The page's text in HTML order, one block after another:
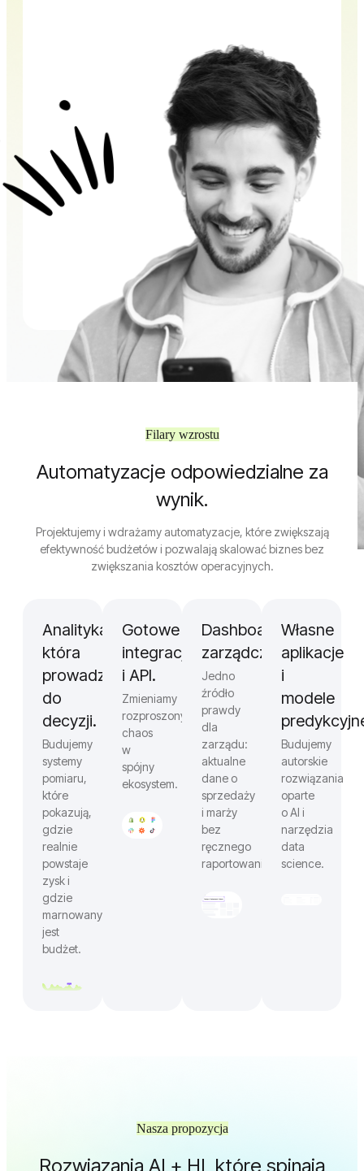
Filary wzrostu
Automatyzacje odpowiedzialne za
wynik.
Projektujemy i wdrażamy automatyzacje, które zwiększają
efektywność budżetów i pozwalają skalować biznes bez
zwiększania kosztów operacyjnych.
Analityka,
która
prowadzi
do
decyzji.
Budujemy
systemy
pomiaru,
które
pokazują,
gdzie
realnie
powstaje
zysk i
gdzie
marnowany
jest
budżet.
Gotowe
integracje
i API.
Zmieniamy
rozproszony
chaos
w
spójny
ekosystem.
Dashboardy
zarządcze.
Jedno
źródło
prawdy
dla
zarządu:
aktualne
dane o
sprzedaży
i marży
bez
ręcznego
raportowania.
Własne
aplikacje
i
modele
Budujemy
autorskie
rozwiązania
oparte
o AI i
narzędzia
data
science.
Nasza propozycja
Rozwiązania AI + HI, które spinają